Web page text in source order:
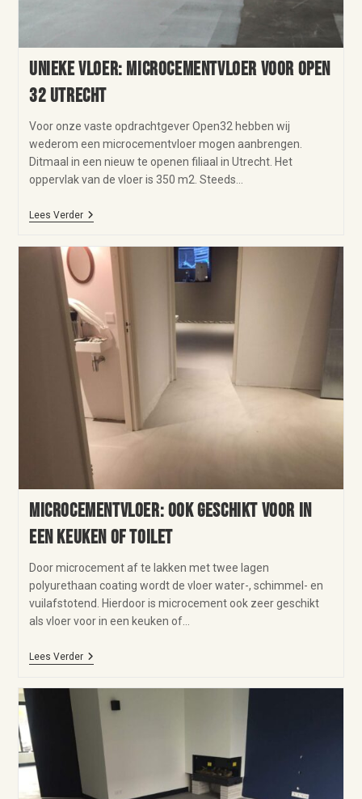
Unieke vloer: microcementvloer voor Open
32 Utrecht
Voor onze vaste opdrachtgever Open32 hebben wij
wederom een microcementvloer mogen aanbrengen.
Ditmaal in een nieuw te openen filiaal in Utrecht. Het
oppervlak van de vloer is 350 m2. Steeds…
Lees Verder
Microcementvloer: ook geschikt voor in
een keuken of toilet
Door microcement af te lakken met twee lagen
polyurethaan coating wordt de vloer water-, schimmel- en
vuilafstotend. Hierdoor is microcement ook zeer geschikt
als vloer voor in een keuken of…
Lees Verder